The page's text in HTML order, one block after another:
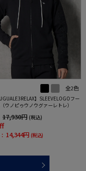
全2色
】SLEEVELOGOフー
ウノピゥウノウグァーレトレ）
17,930円 (税込)
14,344円 (税込)